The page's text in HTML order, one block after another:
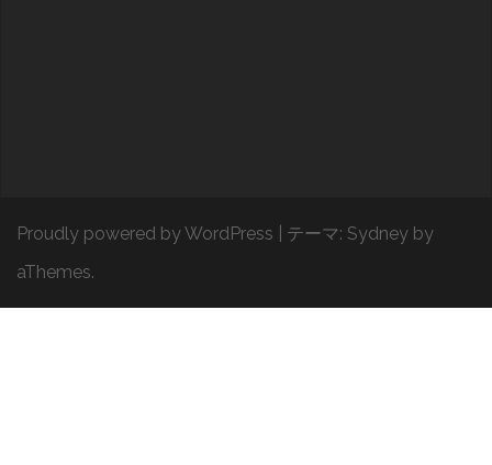
Proudly powered by WordPress テーマ: Sydney by
aThemes.